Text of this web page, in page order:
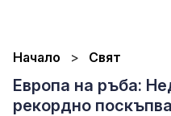
Начало Свят
Европа на ръба:
рекордно